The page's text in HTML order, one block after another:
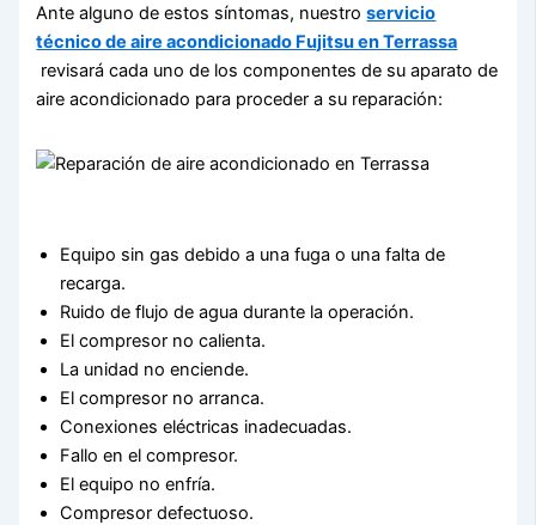
Ante alguno de estos síntomas, nuestroservicio
técnico de aire acondicionado Fujitsu en Terrassa
revisará cada uno de los componentes de su aparato de
aire acondicionado para proceder a su reparación:
Equipo sin gas debido a una fuga o una falta de
recarga.
Ruido de flujo de agua durante la operación.
El compresor no calienta.
La unidad no enciende.
El compresor no arranca.
Conexiones eléctricas inadecuadas.
Fallo en el compresor.
El equipo no enfría.
Compresor defectuoso.